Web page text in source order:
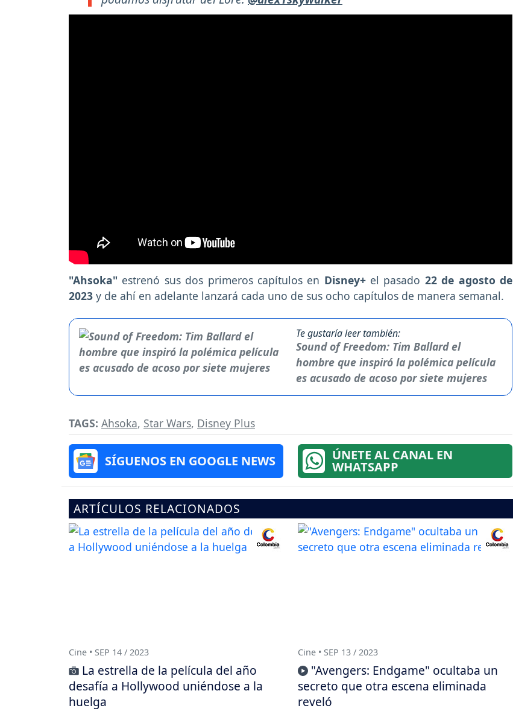
"Ahsoka" estrenó sus dos primeros capítulos en Disney+ el pasado 22 de agosto de
2023 y de ahí en adelante lanzará cada uno de sus ocho capítulos de manera semanal.
Te gustaría leer también:
Sound of Freedom: Tim Ballard el
hombre que inspiró la polémica película
es acusado de acoso por siete mujeres
TAGS: Ahsoka, Star Wars, Disney Plus
SÍGUENOS EN GOOGLE NEWS ÚNETE AL CANAL EN
WHATSAPP
ARTÍCULOS RELACIONADOS
Cine • SEP 14 / 2023
La estrella de la película del año
desafía a Hollywood uniéndose a la
huelga
Cine • SEP 13 / 2023
"Avengers: Endgame" ocultaba un
secreto que otra escena eliminada
reveló